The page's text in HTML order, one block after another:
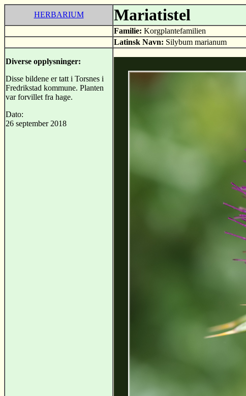
HERBARIUM Mariatistel
Familie: Korgplantefamilien
Latinsk Navn: Silybum marianum
Diverse opplysninger:
Disse bildene er tatt i Torsnes i
Fredrikstad kommune. Planten
var forvillet fra hage.
Dato:
26 september 2018